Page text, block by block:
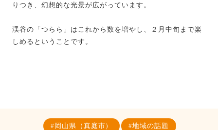
りつき、幻想的な光景が広がっています。
渓谷の「つらら」はこれから数を増やし、２月中旬まで楽
しめるということです。
岡山県（真庭市） 地域の話題